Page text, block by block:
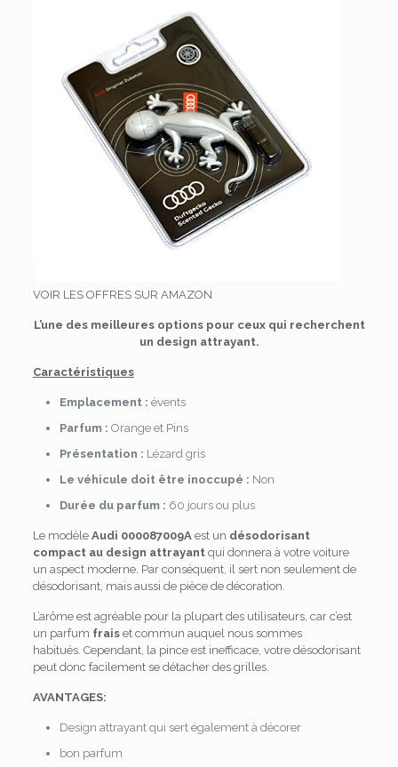
VOIR LES OFFRES SUR AMAZON
L’une des meilleures options pour ceux qui recherchent
un design attrayant.
Caractéristiques
Emplacement : évents
Parfum : Orange et Pins
Présentation : Lézard gris
Le véhicule doit être inoccupé : Non
Durée du parfum : 60 jours ou plus
Le modèle Audi 000087009Aest un désodorisant
compact au design attrayantqui donnera à votre voiture
un aspect moderne. Par conséquent, il sert non seulement de
désodorisant, mais aussi de pièce de décoration.
L’arôme est agréable pour la plupart des utilisateurs, car c’est
un parfum fraiset commun auquel nous sommes
habitués. Cependant, la pince est inefficace, votre désodorisant
peut donc facilement se détacher des grilles.
AVANTAGES:
Design attrayant qui sert également à décorer
bon parfum